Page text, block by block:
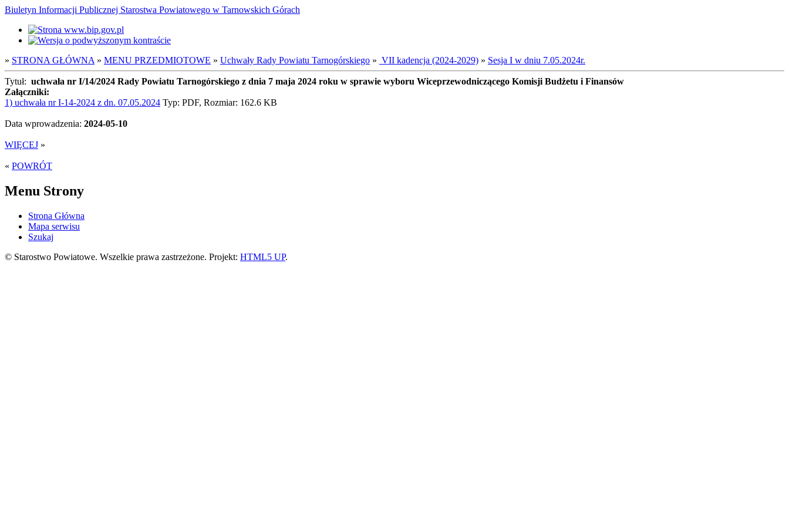
Biuletyn Informacji Publicznej Starostwa Powiatowego w Tarnowskich Górach
» STRONA GŁÓWNA » MENU PRZEDMIOTOWE » Uchwały Rady Powiatu Tarnogórskiego » VII kadencja (2024-2029) » Sesja I w dniu 7.05.2024r.
Tytuł: uchwała nr I/14/2024 Rady Powiatu Tarnogórskiego z dnia 7 maja 2024 roku w sprawie wyboru Wiceprzewodniczącego Komisji Budżetu i Finansów
Załączniki:
1) uchwała nr I-14-2024 z dn. 07.05.2024 Typ: PDF, Rozmiar: 162.6 KB
Data wprowadzenia: 2024-05-10
WIĘCEJ »
« POWRÓT
Menu Strony
Strona Główna
Mapa serwisu
Szukaj
© Starostwo Powiatowe. Wszelkie prawa zastrzeżone. Projekt: HTML5 UP.